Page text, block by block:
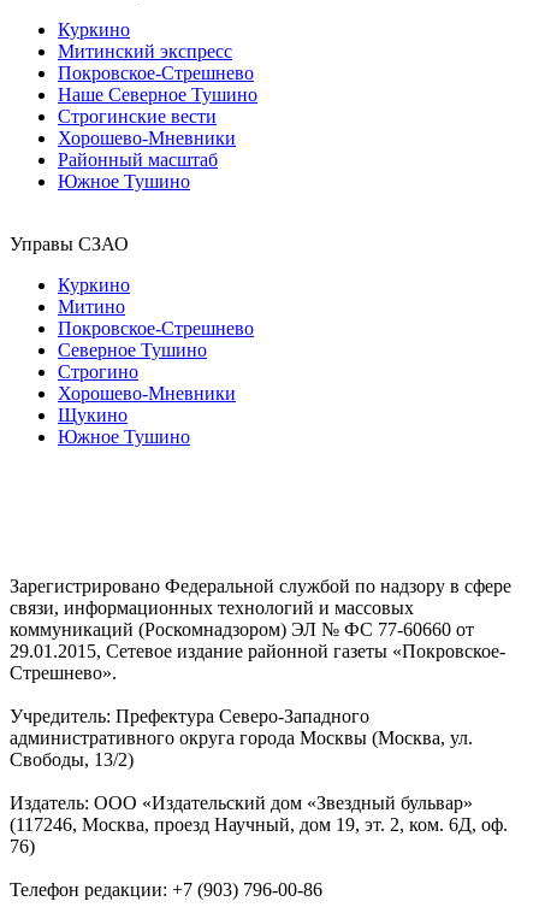
Куркино
Митинский экспресс
Покровское-Стрешнево
Наше Северное Тушино
Строгинские вести
Хорошево-Мневники
Районный масштаб
Южное Тушино
Управы СЗАО
Куркино
Митино
Покровское-Стрешнево
Северное Тушино
Строгино
Хорошево-Мневники
Щукино
Южное Тушино
Зарегистрировано Федеральной службой по надзору в сфере
связи, информационных технологий и массовых
коммуникаций (Роскомнадзором) ЭЛ № ФС 77-60660 от
29.01.2015, Сетевое издание районной газеты «Покровское-
Стрешнево».
Учредитель: Префектура Северо-Западного
административного округа города Москвы (Москва, ул.
Свободы, 13/2)
Издатель: ООО «Издательский дом «Звездный бульвар»
(117246, Москва, проезд Научный, дом 19, эт. 2, ком. 6Д, оф.
76)
Телефон редакции: +7 (903) 796-00-86